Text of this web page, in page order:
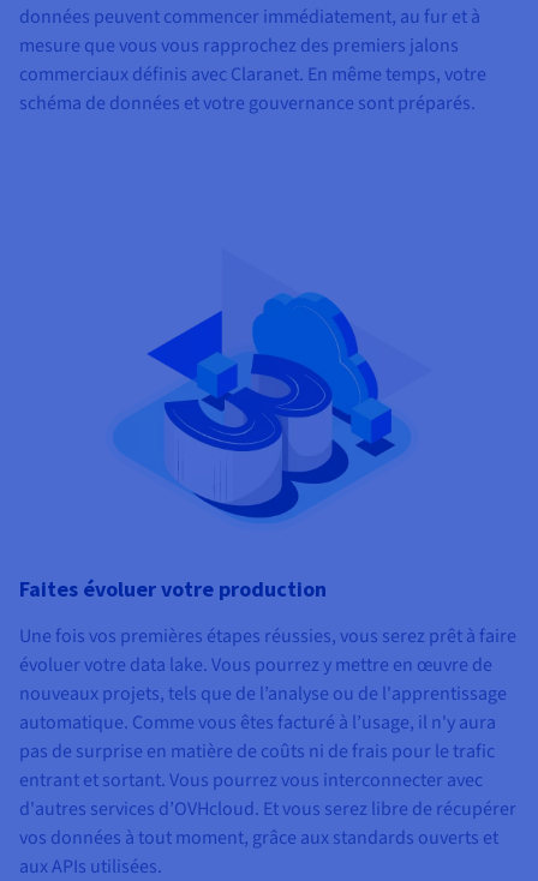
données peuvent commencer immédiatement, au fur et à
mesure que vous vous rapprochez des premiers jalons
commerciaux définis avec Claranet. En même temps, votre
schéma de données et votre gouvernance sont préparés.
Faites évoluer votre production
Une fois vos premières étapes réussies, vous serez prêt à faire
évoluer votre data lake. Vous pourrez y mettre en œuvre de
nouveaux projets, tels que de l’analyse ou de l'apprentissage
automatique. Comme vous êtes facturé à l’usage, il n'y aura
pas de surprise en matière de coûts ni de frais pour le trafic
entrant et sortant. Vous pourrez vous interconnecter avec
d'autres services d’OVHcloud. Et vous serez libre de récupérer
vos données à tout moment, grâce aux standards ouverts et
aux APIs utilisées.